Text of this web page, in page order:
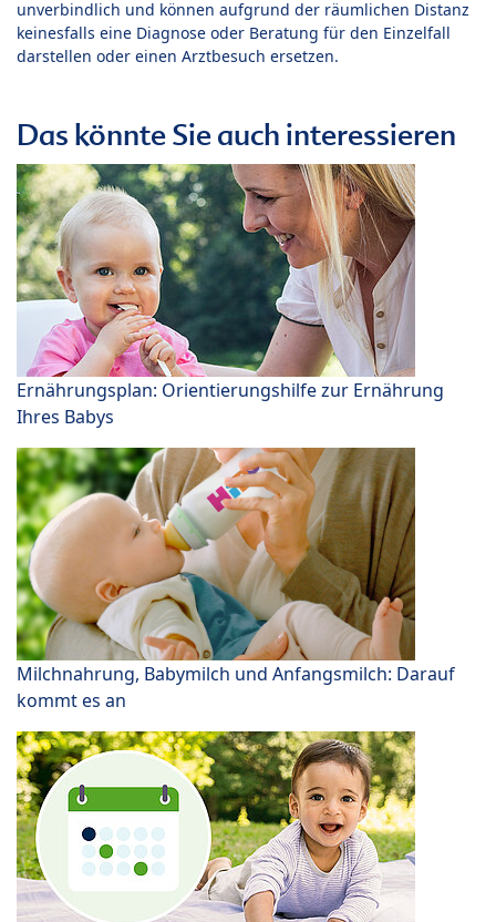
unverbindlich und können aufgrund der räumlichen Distanz
keinesfalls eine Diagnose oder Beratung für den Einzelfall
darstellen oder einen Arztbesuch ersetzen.
Das könnte Sie auch interessieren
Ernährungsplan: Orientierungshilfe zur Ernährung
Ihres Babys
Milchnahrung, Babymilch und Anfangsmilch: Darauf
kommt es an